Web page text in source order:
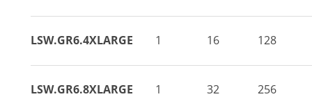
LSW.GR6.4XLARGE 1 16 128
LSW.GR6.8XLARGE 1 32 256